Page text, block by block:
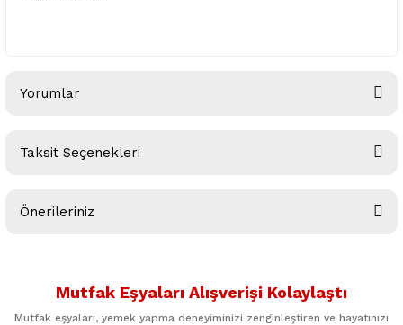
Yorumlar
Taksit Seçenekleri
Önerileriniz
kullanarak tarafımıza iletebilirsiniz.
Mutfak Eşyaları Alışverişi Kolaylaştı
Mutfak eşyaları, yemek yapma deneyiminizi zenginleştiren ve hayatınızı